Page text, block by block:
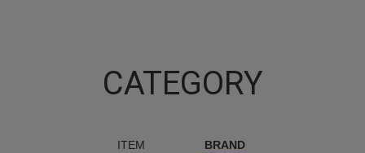
CATEGORY
ITEM BRAND